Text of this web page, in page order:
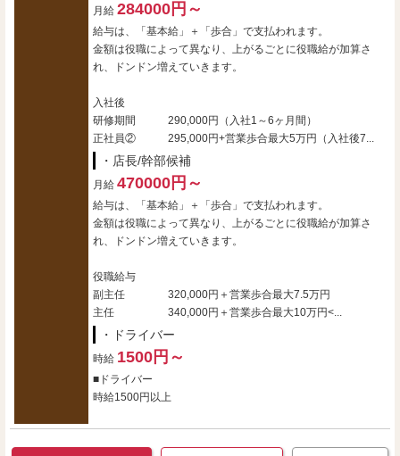
月給 284000円～
給与は、「基本給」＋「歩合」で支払われます。
金額は役職によって異なり、上がるごとに役職給が加算さ
れ、ドンドン増えていきます。
入社後
研修期間 290,000円（入社1～6ヶ月間）
正社員② 295,000円+営業歩合最大5万円（入社後7...
・店長/幹部候補
月給 470000円～
給与は、「基本給」＋「歩合」で支払われます。
金額は役職によって異なり、上がるごとに役職給が加算さ
れ、ドンドン増えていきます。
役職給与
副主任 320,000円＋営業歩合最大7.5万円
主任 340,000円＋営業歩合最大10万円<...
・ドライバー
時給 1500円～
■ドライバー
時給1500円以上